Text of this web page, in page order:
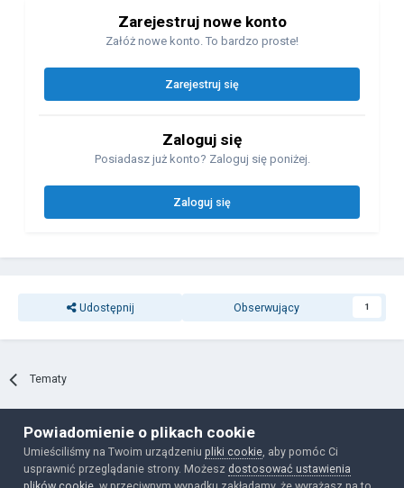
Zarejestruj nowe konto
Załóż nowe konto. To bardzo proste!
Zarejestruj się
Zaloguj się
Posiadasz już konto? Zaloguj się poniżej.
Zaloguj się
Udostępnij Obserwujący 1
Tematy
Polityka prywatności Ciasteczka
Powered by Invision Community
Powiadomienie o plikach cookie
Umieściliśmy na Twoim urządzeniupliki cookie , aby pomóc Ci
usprawnić przeglądanie strony. Możesz dostosować ustawienia